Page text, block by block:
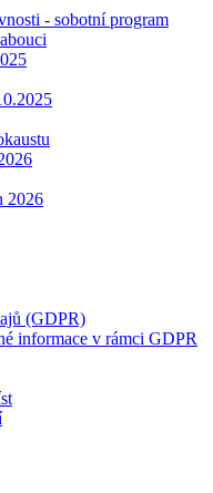
- sobotní program
2026
(GDPR)
informace v rámci GDPR